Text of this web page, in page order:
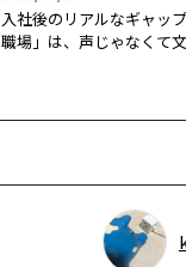
入社後のリアルなギャッ
職場」は、声じゃなくて